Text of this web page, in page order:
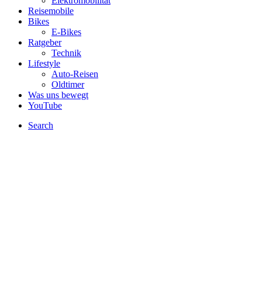
Reisemobile
Bikes
E-Bikes
Ratgeber
Technik
Lifestyle
Auto-Reisen
Oldtimer
Was uns bewegt
YouTube
Search